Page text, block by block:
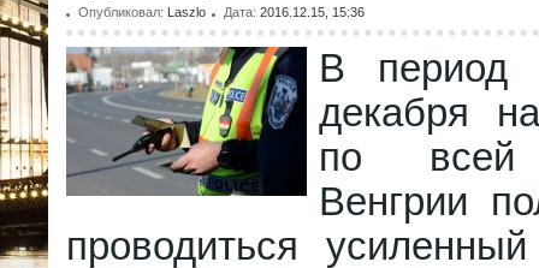
Опубликовал: Laszlo Дата: 2016.12.15, 15:36
В
декабря
по всей
Венгрии
проводиться